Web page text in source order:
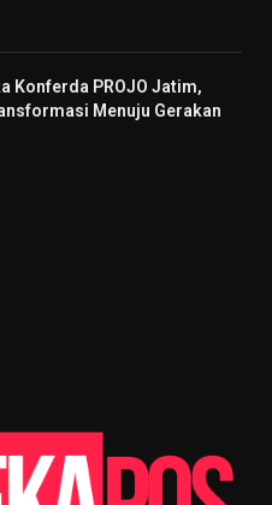
Konferda PROJO Jatim,
Menuju Gerakan